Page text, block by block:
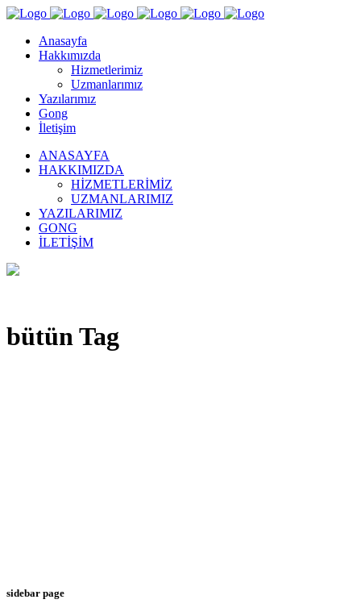
Anasayfa
Hakkımızda
Hizmetlerimiz
Uzmanlarımız
Yazılarımız
Gong
İletişim
ANASAYFA
HAKKIMIZDA
HIZMETLERIMIZ
UZMANLARIMIZ
YAZILARIMIZ
GONG
İLETIŞIM
bütün Tag
sidebar page